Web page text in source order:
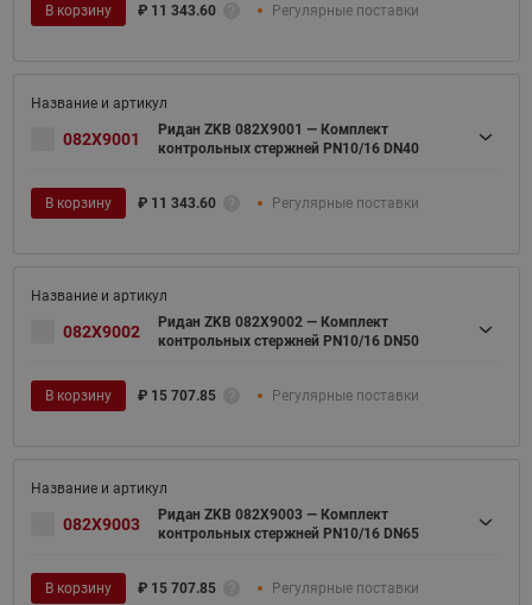
В корзину ₽ 11 343.60 Регулярные поставки
082X9001
Ридан ZKB 082X9001 — Комплект
контрольных стержней PN10/16 DN40
В корзину ₽ 11 343.60 Регулярные поставки
082X9002
Ридан ZKB 082X9002 — Комплект
контрольных стержней PN10/16 DN50
В корзину ₽ 15 707.85 Регулярные поставки
082X9003
Ридан ZKB 082X9003 — Комплект
контрольных стержней PN10/16 DN65
В корзину ₽ 15 707.85 Регулярные поставки